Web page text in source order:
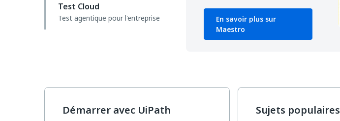
Test Cloud
Test agentique pour l'entreprise
En savoir plus sur
Maestro
Démarrer avec UiPath Sujets populaires